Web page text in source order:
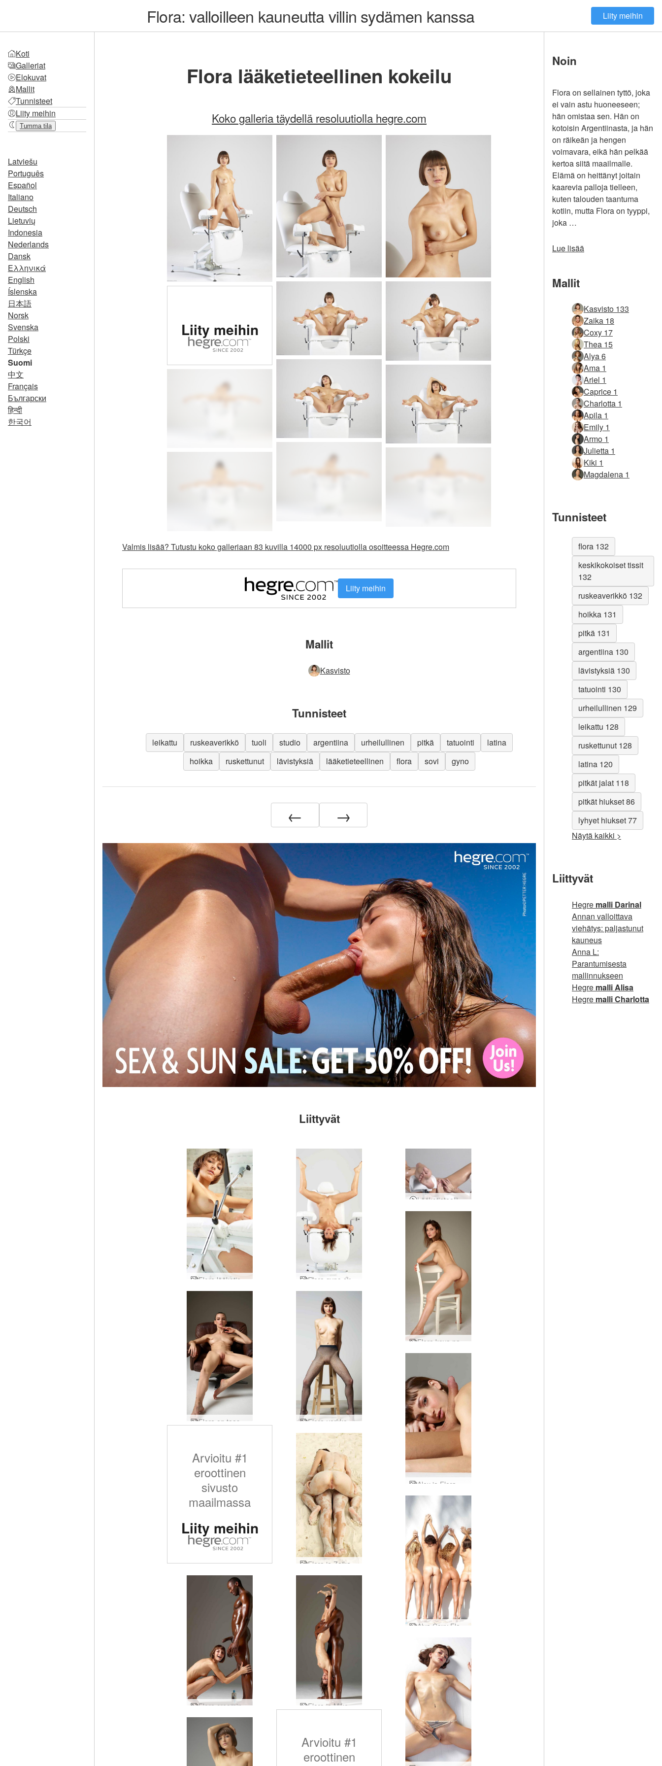
Flora: valloilleen kauneutta villin sydämen kanssa Liity meihin
Koti
Galleriat
Elokuvat
Mallit
Tunnisteet
Liity meihin
Tumma tila
Latviešu
Português
Español
Italiano
Deutsch
Lietuvių
Indonesia
Nederlands
Dansk
Ελληνικά
English
Íslenska
日本語
Norsk
Svenska
Polski
Türkçe
Suomi
中文
Français
Български
हिन्दी
한국어
Flora lääketieteellinen kokeilu
Koko galleria täydellä resoluutiolla hegre.com
eroottinen
sivusto
maailmassa
Liity meihin
Valmis lisää? Tutustu koko galleriaan 83 kuvilla 14000 px resoluutiolla osoitteessa Hegre.com
Liity meihin
Mallit
Kasvisto
Tunnisteet
leikattu ruskeaverikkö tuoli studio argentiina urheilullinen pitkä tatuointi
latina
hoikka
ruskettunut lävistyksiä lääketieteellinen flora sovi gyno
← →
Liittyvät
Flora lääketieteen opiskelija
Lääketieteellinen masturbaatiohieronta
Flora-verkko osa1
Arvioitu #1
eroottinen
sivusto
maailmassa
Liity meihin
Flora creaming Mike osa1 Flora ja Mike seksirobaatit
Arvioitu #1
eroottinen
Noin
Flora on sellainen tyttö, joka
ei vain astu huoneeseen;
hän omistaa sen. Hän on
kotoisin Argentiinasta, ja hän
on räikeän ja hengen
voimavara, eikä hän pelkää
kertoa siitä maailmalle.
Elämä on heittänyt joitain
kaarevia palloja tielleen,
kuten talouden taantuma
kotiin, mutta Flora on tyyppi,
joka …
Lue lisää
Mallit
Kasvisto 133
Zaika 18
Coxy 17
Thea 15
Alya 6
Ama 1
Ariel 1
Caprice 1
Charlotta 1
Apila 1
Emily 1
Armo 1
Julietta 1
Kiki 1
Magdalena 1
Tunnisteet
flora 132
keskikokoiset tissit
132
ruskeaverikkö 132
hoikka 131
pitkä 131
argentiina 130
lävistyksiä 130
tatuointi 130
urheilullinen 129
leikattu 128
ruskettunut 128
latina 120
pitkät jalat 118
pitkät hiukset 86
lyhyet hiukset 77
Näytä kaikki >
Liittyvät
Hegre malli Darinal
Annan valloittava
viehätys: paljastunut
kauneus
Anna L:
Parantumisesta
mallinnukseen
Hegre malli Alisa
Hegre malli Charlotta